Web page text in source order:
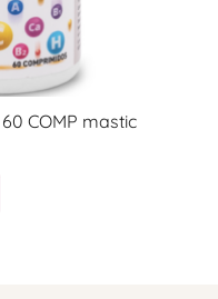
COMP mastic